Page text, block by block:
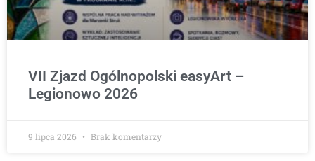
VII Zjazd Ogólnopolski easyArt –
Legionowo 2026
9 lipca 2026 Brak komentarzy